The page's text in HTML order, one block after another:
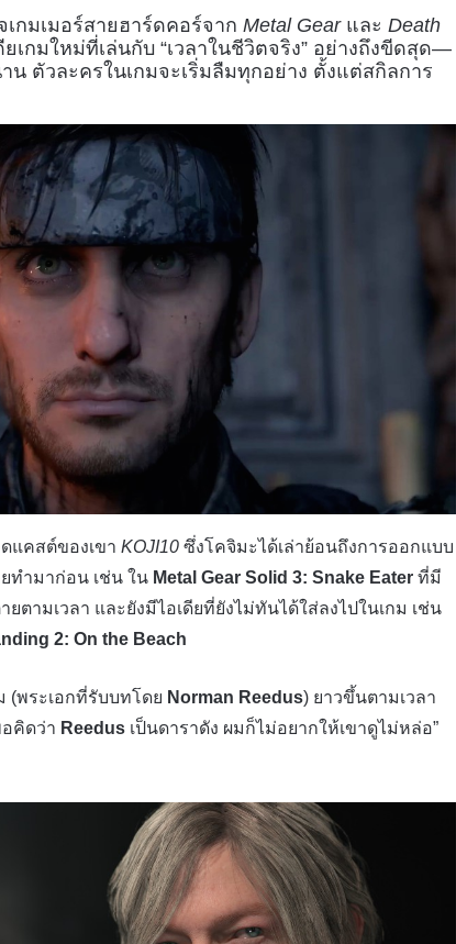
กมเมอร์สายฮาร์ดคอร์จาก Metal Gearและ Death
เกมใหม่ที่เล่นกับ “เวลาในชีวิตจริง” อย่างถึงขีดสุด—
าน ตัวละครในเกมจะเริ่มลืมทุกอย่าง ตั้งแต่สกิลการ
แคสต์ของเขา KOJI10 ซึ่งโคจิมะได้เล่าย้อนถึงการออกแบบ
ทำมาก่อน เช่น ใน Metal Gear Solid 3: Snake Eater ที่มี
ตามเวลา และยังมีไอเดียที่ยังไม่ทันได้ใส่ลงไปในเกม เช่น
2: On the Beach
(พระเอกที่รับบทโดย Norman Reedus) ยาวขึ้นตามเวลา
คิดว่า Reedus เป็นดาราดัง ผมก็ไม่อยากให้เขาดูไม่หล่อ”